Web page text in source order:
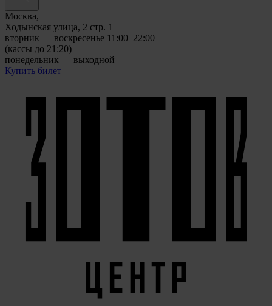
Москва,
Ходынская улица, 2 стр. 1
вторник — воскресенье 11:00–22:00
(кассы до 21:20)
понедельник — выходной
Купить билет